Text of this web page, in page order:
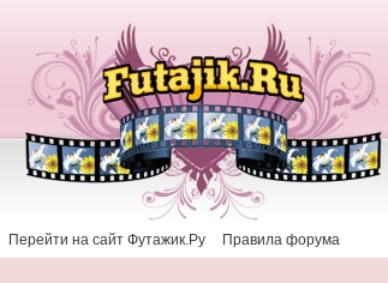
Перейти на сайт Футажик.Ру Правила форума